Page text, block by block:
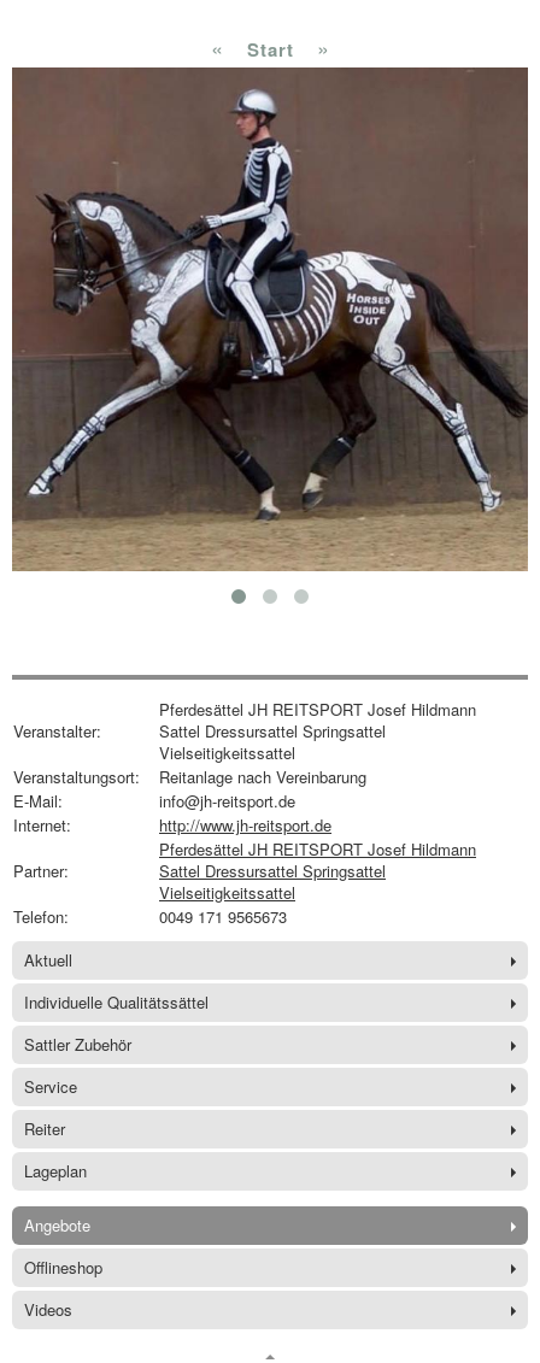
« Start »
Veranstalter:
Pferdesättel JH REITSPORT Josef Hildmann
Sattel Dressursattel Springsattel
Vielseitigkeitssattel
Veranstaltungsort:
Reitanlage nach Vereinbarung
E-Mail:
info@jh-reitsport.de
Internet:
http://www.jh-reitsport.de
Partner:
Pferdesättel JH REITSPORT Josef Hildmann
Sattel Dressursattel Springsattel
Vielseitigkeitssattel
Telefon:
0049 171 9565673
Aktuell
Individuelle Qualitätssättel
Sattler Zubehör
Service
Reiter
Lageplan
Angebote
Offlineshop
Videos